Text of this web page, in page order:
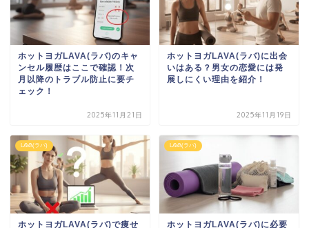
ホットヨガLAVA(ラバ)のキャ
ンセル履歴はここで確認！次
月以降のトラブル防止に要チ
ェック！
2025年11月21日
ホットヨガLAVA(ラバ)に出会
いはある？男女の恋愛には発
展しにくい理由を紹介！
2025年11月19日
LAVA(ラバ)
ホットヨガLAVA(ラバ)で痩せ
LAVA(ラバ)
ホットヨガLAVA(ラバ)に必要